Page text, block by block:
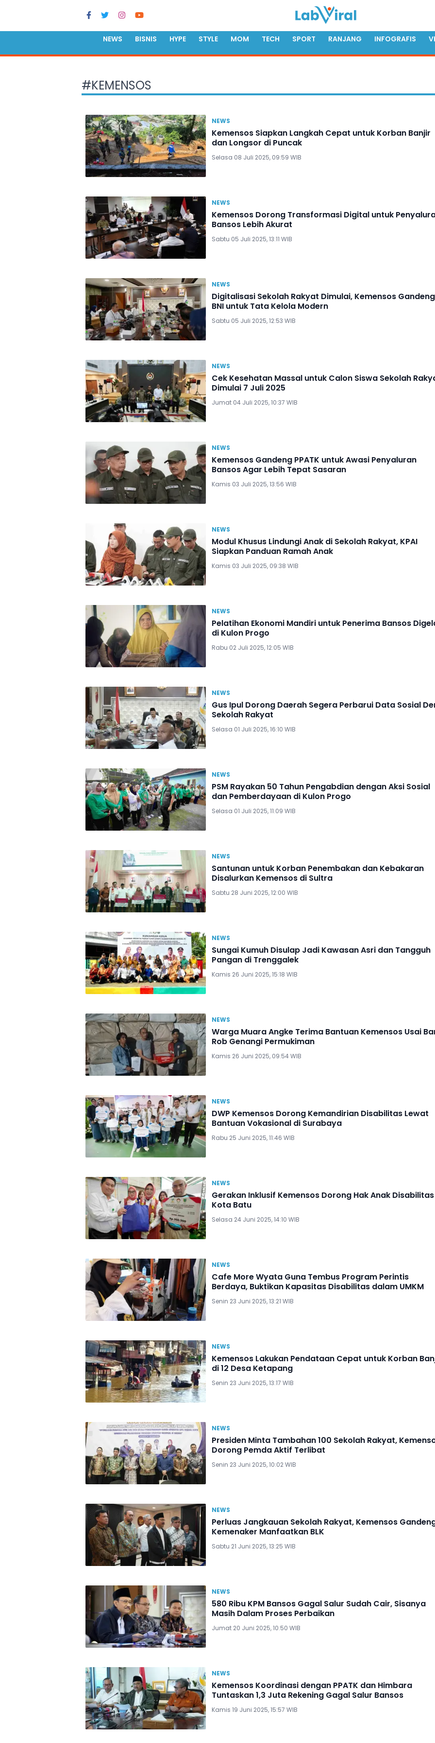
NEWS BISNIS HYPE STYLE MOM TECH SPORT RANJANG INFOGRAFIS
#KEMENSOS
NEWS
Kemensos Siapkan Langkah Cepat untuk Korban Banjir
dan Longsor di Puncak
Selasa 08 Juli 2025, 09:59 WIB
NEWS
Kemensos Dorong Transformasi Digital untuk
Bansos Lebih Akurat
Sabtu 05 Juli 2025, 13:11 WIB
NEWS
Digitalisasi Sekolah Rakyat Dimulai, Kemensos Gandeng
BNI untuk Tata Kelola Modern
Sabtu 05 Juli 2025, 12:53 WIB
NEWS
Cek Kesehatan Massal untuk Calon Siswa Sekolah
Dimulai 7 Juli 2025
Jumat 04 Juli 2025, 10:37 WIB
NEWS
Kemensos Gandeng PPATK untuk Awasi Penyaluran
Bansos Agar Lebih Tepat Sasaran
Kamis 03 Juli 2025, 13:56 WIB
NEWS
Modul Khusus Lindungi Anak di Sekolah Rakyat, KPAI
Siapkan Panduan Ramah Anak
Kamis 03 Juli 2025, 09:38 WIB
NEWS
Pelatihan Ekonomi Mandiri untuk Penerima Bansos
di Kulon Progo
Rabu 02 Juli 2025, 12:05 WIB
NEWS
Gus Ipul Dorong Daerah Segera Perbarui Data Sosial
Sekolah Rakyat
Selasa 01 Juli 2025, 16:10 WIB
NEWS
PSM Rayakan 50 Tahun Pengabdian dengan Aksi Sosial
dan Pemberdayaan di Kulon Progo
Selasa 01 Juli 2025, 11:09 WIB
NEWS
Santunan untuk Korban Penembakan dan Kebakaran
Disalurkan Kemensos di Sultra
Sabtu 28 Juni 2025, 12:00 WIB
NEWS
Sungai Kumuh Disulap Jadi Kawasan Asri dan Tangguh
Pangan di Trenggalek
Kamis 26 Juni 2025, 15:18 WIB
NEWS
Warga Muara Angke Terima Bantuan Kemensos Usai
Rob Genangi Permukiman
Kamis 26 Juni 2025, 09:54 WIB
NEWS
DWP Kemensos Dorong Kemandirian Disabilitas Lewat
Bantuan Vokasional di Surabaya
Rabu 25 Juni 2025, 11:46 WIB
NEWS
Gerakan Inklusif Kemensos Dorong Hak Anak
Kota Batu
Selasa 24 Juni 2025, 14:10 WIB
NEWS
Cafe More Wyata Guna Tembus Program Perintis
Berdaya, Buktikan Kapasitas Disabilitas dalam UMKM
Senin 23 Juni 2025, 13:21 WIB
NEWS
Kemensos Lakukan Pendataan Cepat untuk Korban
di 12 Desa Ketapang
Senin 23 Juni 2025, 13:17 WIB
NEWS
Presiden Minta Tambahan 100 Sekolah Rakyat,
Dorong Pemda Aktif Terlibat
Senin 23 Juni 2025, 10:02 WIB
NEWS
Perluas Jangkauan Sekolah Rakyat, Kemensos
Kemenaker Manfaatkan BLK
Sabtu 21 Juni 2025, 13:25 WIB
NEWS
580 Ribu KPM Bansos Gagal Salur Sudah Cair, Sisanya
Masih Dalam Proses Perbaikan
Jumat 20 Juni 2025, 10:50 WIB
NEWS
Kemensos Koordinasi dengan PPATK dan Himbara
Tuntaskan 1,3 Juta Rekening Gagal Salur Bansos
Kamis 19 Juni 2025, 15:57 WIB